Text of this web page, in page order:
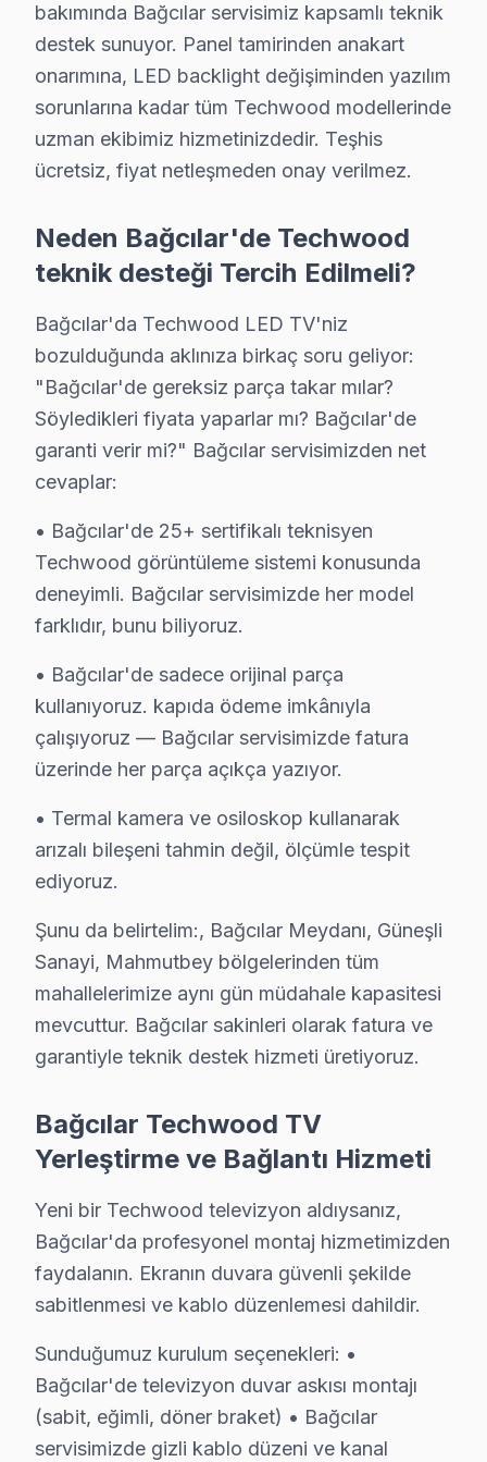
Bağcılar bölgesindeki Techwood kullanıcılarının
Güç kartı arızası: Bağcılar'de Techwood VA Panel
Backlight sorunu: Bağcılar'de Smart panel sistemini
Panel: Bağcılar'de LED ekranlarda daha sık
T-Con: Bağcılar'de bu sorunla başvuran müşteriler
Bağcılar Techwood TV Arızaları –
Techwood görüntüleme sistemi'nin ekranı kararmış,
Techwood televizyon paneli açılmıyor, standby
Techwood Smart televizyon uygulamaları çöküyor,
Ekranda yatay veya dikey çizgiler var — panel mi
Bağcılar'de bu TV ekran tamiri için teşhis ücretsiz —
Bağcılar'de Techwood Servis Hizmetleri
Bağcılar bölgesinde Techwood panel tamirinde
Techwood VA Panel ve LED Panel Tamiri:
Anakart ve Güç Kartı Onarımı: BGA reballing ve
bu cihaz Yazılım ve Sistem Desteği: LED LED TV,
» Bağcılar'e ve çevre mahallelere yerinde servis
Şeffaf Fiyatlandırma ve Müşteri Memnuniyeti
Servis sürecinin başından sonuna kadar şeffaf fiyat
Ücretsiz Arıza Tespiti: Bağcılar'de arıza tespiti
Şeffaf Fiyat Teklifi: Hangi bileşenlerin değişeceğini,
» Basit arızalarda aynı gün servis tamamlanır.
Techwood Servisi Garanti ve Sonrası Destek
Bağcılar Techwood TV Servis Garanti Belgesi - 1 Yıl Parça
Bağcılar servisinde işçilik garantisi: Techwood tamiri
Techwood parça garantisi: Bağcılar'de
Bağcılar servis sonrası erişim: "Techwood TV'min
Bağcılar Techwood TV Sahiplerine Öneriler
Bağcılar'de Techwood akıllı TV sahibi biriyseniz
Bağcılar Meydanı aksında yaşıyorsanız: Yoğun
Güneşli Sanayi çevresindeyseniz: Bu bölgedeki
Metro ve Metrobüs güzergahında erişilebilir
bakımında Bağcılar servisimiz kapsamlı teknik
destek sunuyor. Panel tamirinden anakart
onarımına, LED backlight değişiminden yazılım
sorunlarına kadar tüm Techwood modellerinde
uzman ekibimiz hizmetinizdedir. Teşhis
ücretsiz, fiyat netleşmeden onay verilmez.
Neden Bağcılar'de Techwood
teknik desteği Tercih Edilmeli?
Bağcılar'da Techwood LED TV'niz
bozulduğunda aklınıza birkaç soru geliyor:
"Bağcılar'de gereksiz parça takar mılar?
Söyledikleri fiyata yaparlar mı? Bağcılar'de
garanti verir mi?" Bağcılar servisimizden net
cevaplar:
• Bağcılar'de 25+ sertifikalı teknisyen
Techwood görüntüleme sistemi konusunda
deneyimli. Bağcılar servisimizde her model
farklıdır, bunu biliyoruz.
• Bağcılar'de sadece orijinal parça
kullanıyoruz. kapıda ödeme imkânıyla
çalışıyoruz — Bağcılar servisimizde fatura
üzerinde her parça açıkça yazıyor.
• Termal kamera ve osiloskop kullanarak
arızalı bileşeni tahmin değil, ölçümle tespit
ediyoruz.
Şunu da belirtelim:, Bağcılar Meydanı, Güneşli
Sanayi, Mahmutbey bölgelerinden tüm
mahallelerimize aynı gün müdahale kapasitesi
mevcuttur. Bağcılar sakinleri olarak fatura ve
garantiyle teknik destek hizmeti üretiyoruz.
Bağcılar Techwood TV
Yerleştirme ve Bağlantı Hizmeti
Yeni bir Techwood televizyon aldıysanız,
Bağcılar'da profesyonel montaj hizmetimizden
faydalanın. Ekranın duvara güvenli şekilde
sabitlenmesi ve kablo düzenlemesi dahildir.
Sunduğumuz kurulum seçenekleri: •
Bağcılar'de televizyon duvar askısı montajı
(sabit, eğimli, döner braket) • Bağcılar
servisimizde gizli kablo düzeni ve kanal